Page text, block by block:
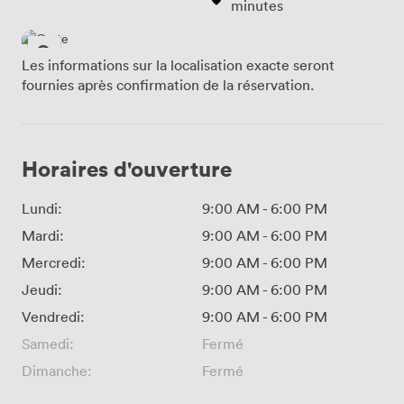
minutes
Les informations sur la localisation exacte seront
fournies après confirmation de la réservation.
Horaires d'ouverture
Lundi: 9:00 AM - 6:00 PM
Mardi:
9:00 AM - 6:00 PM
Mercredi:
9:00 AM - 6:00 PM
Jeudi:
9:00 AM - 6:00 PM
Vendredi:
9:00 AM - 6:00 PM
Samedi:
Fermé
Dimanche:
Fermé